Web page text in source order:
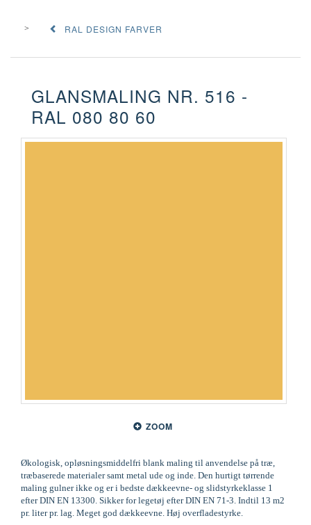
RAL DESIGN FARVER
GLANSMALING NR. 516 -
RAL 080 80 60
ZOOM
Økologisk, opløsningsmiddelfri blank maling til anvendelse på træ,
træbaserede materialer samt metal ude og inde. Den hurtigt tørrende
maling gulner ikke og er i bedste dækkeevne- og slidstyrkeklasse 1
efter DIN EN 13300. Sikker for legetøj efter DIN EN 71-3. Indtil 13 m2
pr. liter pr. lag. Meget god dækkeevne. Høj overfladestyrke.